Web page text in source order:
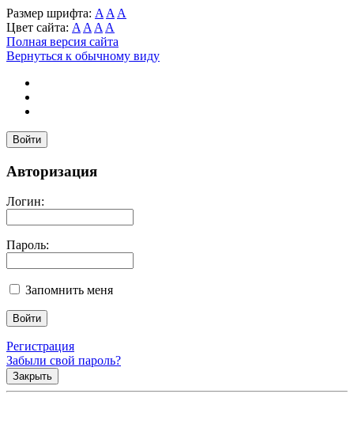
Размер шрифта: A A A
Цвет сайта: A A A A
Полная версия сайта
Вернуться к обычному виду
Войти
Авторизация
Логин:
Пароль:
Запомнить меня
Регистрация
Забыли свой пароль?
Закрыть